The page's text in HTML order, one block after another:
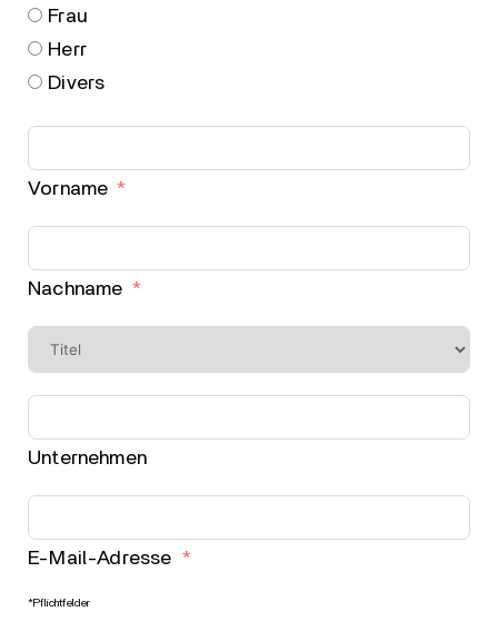
Frau
Herr
Divers
Vorname
Nachname
Unternehmen
E-Mail-Adresse
*Pflichtfelder